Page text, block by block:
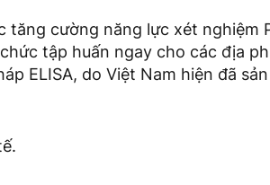
cường năng lực xét nghiệm
tập huấn ngay cho các địa
ELISA, do Việt Nam hiện đã